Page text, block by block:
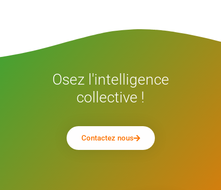
Osez l'intelligence
collective !
Contactez nous